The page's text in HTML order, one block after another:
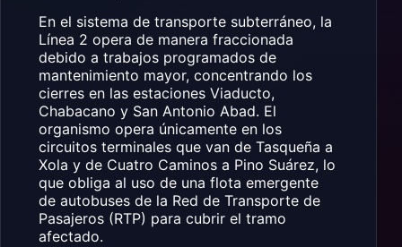
En el sistema de transporte subterráneo, la
Línea 2 opera de manera fraccionada
debido a trabajos programados de
mantenimiento mayor, concentrando los
cierres en las estaciones Viaducto,
Chabacano y San Antonio Abad. El
organismo opera únicamente en los
circuitos terminales que van de Tasqueña a
Xola y de Cuatro Caminos a Pino Suárez, lo
que obliga al uso de una flota emergente
de autobuses de la Red de Transporte de
Pasajeros (RTP) para cubrir el tramo
afectado.